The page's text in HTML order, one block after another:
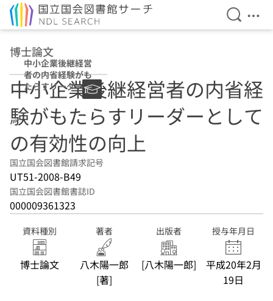
検索を
メ
博士論文
中小企業後継経営
者の内省経験がも
たらすリーダーと
しての有効性の向
上
中小企業後継経営者の内省経
験がもたらすリーダーとして
の有効性の向上
国立国会図書館請求記号
UT51-2008-B49
国立国会図書館書誌ID
000009361323
資料種別
博士論文
著者
八木陽一郎
[著]
出版者
[八木陽一郎]
授与年月日
平成20年2月
19日